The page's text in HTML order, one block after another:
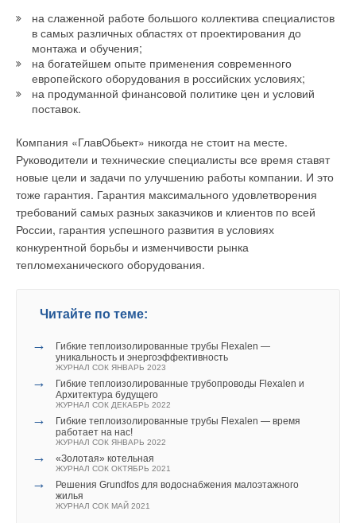
на слаженной работе большого коллектива специалистов
в самых различных областях от проектирования до
монтажа и обучения;
на богатейшем опыте применения современного
европейского оборудования в российских условиях;
на продуманной финансовой политике цен и условий
поставок.
Компания «ГлавОбьект» никогда не стоит на месте.
Руководители и технические специалисты все время ставят
новые цели и задачи по улучшению работы компании. И это
тоже гарантия. Гарантия максимального удовлетворения
требований самых разных заказчиков и клиентов по всей
России, гарантия успешного развития в условиях
конкурентной борьбы и изменчивости рынка
тепломеханического оборудования.
Читайте по теме:
→
Гибкие теплоизолированные трубы Flexalen —
уникальность и энергоэффективность
ЖУРНАЛ СОК ЯНВАРЬ 2023
→
Гибкие теплоизолированные трубопроводы Flexalen и
Архитектура будущего
ЖУРНАЛ СОК ДЕКАБРЬ 2022
→
Гибкие теплоизолированные трубы Flexalen — время
работает на нас!
ЖУРНАЛ СОК ЯНВАРЬ 2022
→ «Золотая» котельная
ЖУРНАЛ СОК ОКТЯБРЬ 2021
→
Решения Grundfos для водоснабжения малоэтажного
жилья
ЖУРНАЛ СОК МАЙ 2021
сбраживание органических веществ, уменьшается.
Соответственно, растет доля бактерий, участвующих в
очистке от азота. В результате, интенсификация анаэробного
сбраживания в анаэробной зоне вызывает увеличение
скорости нитрификации в аэробной зоне аэротенка в расчете
на 1 г активного ила.
В силу более высокой устойчивости прикрепленных
микроорганизмов к неблагоприятным воздействиям,
связанным с изменениями характеристик поступающих
стоков, увеличивается стабильность процесса кислотного
сбраживания и уменьшается риск срыва процесса
биологической дефосфотации.
Таким образом, в целом повышается скорость и
повысить производительность аэротенка в сравнении,
например, с известной технологией Кейптаунского
Университета. Это особенно важно при реконструкции
существующих традиционных аэротенков, когда необходимо
реализовать новую биотехнологию без строительства
дополнительных сооружений. Технологические схемы
биологической очистки разрабатываются для каждого
конкретного объекта на основе математического
моделирования с учетом характеристик поступающей
сточной воды, требования к качеству очищенных сточных
вод, а также конструктивных особенностей аэротенка,
подлежащего реконструкции [3, 4].